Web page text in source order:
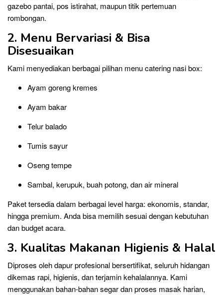
gazebo pantai, pos istirahat, maupun titik pertemuan
rombongan.
2. Menu Bervariasi & Bisa
Disesuaikan
Kami menyediakan berbagai pilihan menu catering nasi box:
Ayam goreng kremes
Ayam bakar
Telur balado
Tumis sayur
Oseng tempe
Sambal, kerupuk, buah potong, dan air mineral
Paket tersedia dalam berbagai level harga: ekonomis, standar,
hingga premium. Anda bisa memilih sesuai dengan kebutuhan
dan budget acara.
3. Kualitas Makanan Higienis & Halal
Diproses oleh dapur profesional bersertifikat, seluruh hidangan
dikemas rapi, higienis, dan terjamin kehalalannya. Kami
menggunakan bahan-bahan segar dan proses masak harian,